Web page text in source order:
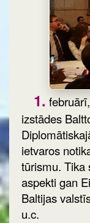
1.
izstādes
ietvaros
tūrismu. Tika
aspekti gan
Baltijas
u.c.